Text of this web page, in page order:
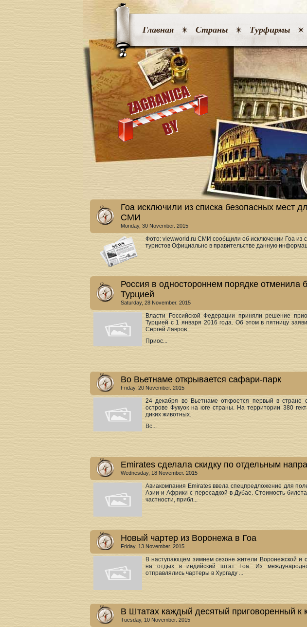
Главная Страны Турфирмы
Гоа исключили из списка безопасных мест
СМИ
Monday, 30 November. 2015
Фото: viewworld.ru СМИ сообщили об исключении Гоа из
туристов Официально в правительстве данную
Россия в одностороннем порядке отменила
Турцией
Saturday, 28 November. 2015
Власти Российской Федерации приняли решение
Турцией с 1 января 2016 года. Об этом в пятницу
Сергей Лавров.
Приос...
Во Вьетнаме открывается сафари-парк
Friday, 20 November. 2015
24 декабря во Вьетнаме откроется первый в
острове Фукуок на юге страны. На территории 380
диких животных.
Вс...
Emirates сделала скидку по отдельным
Wednesday, 18 November. 2015
Авиакомпания Emirates ввела спецпредложение для
Азии и Африки с пересадкой в Дубае. Стоимость
частности, прибл...
Новый чартер из Воронежа в Гоа
Friday, 13 November. 2015
В наступающем зимнем сезоне жители Воронежской и
на отдых в индийский штат Гоа. Из
отправлялись чартеры в Хургаду ...
В Штатах каждый десятый приговоренный к
Tuesday, 10 November. 2015